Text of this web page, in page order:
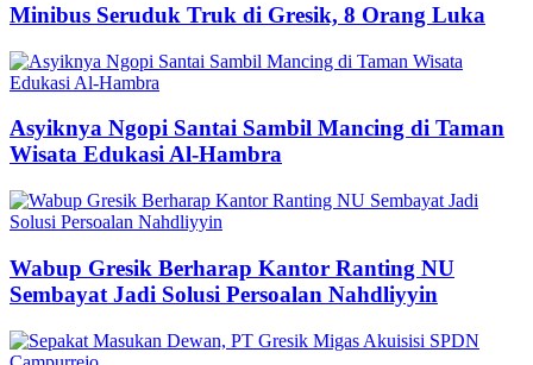
Minibus Seruduk Truk di Gresik, 8 Orang Luka
Asyiknya Ngopi Santai Sambil Mancing di Taman
Wisata Edukasi Al-Hambra
Wabup Gresik Berharap Kantor Ranting NU
Sembayat Jadi Solusi Persoalan Nahdliyyin